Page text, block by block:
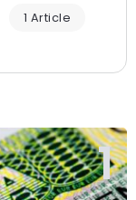
1 Article